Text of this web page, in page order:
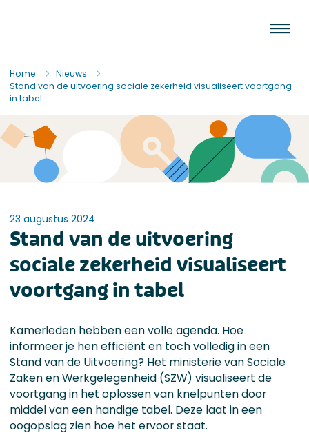
Home
Nieuws
Stand van de uitvoering sociale zekerheid visualiseert voortgang
in tabel
23 augustus 2024
Stand van de uitvoering
sociale zekerheid visualiseert
voortgang in tabel
Kamerleden hebben een volle agenda. Hoe
informeer je hen efficiënt en toch volledig in een
Stand van de Uitvoering? Het ministerie van Sociale
Zaken en Werkgelegenheid (SZW) visualiseert de
voortgang in het oplossen van knelpunten door
middel van een handige tabel. Deze laat in een
oogopslag zien hoe het ervoor staat.